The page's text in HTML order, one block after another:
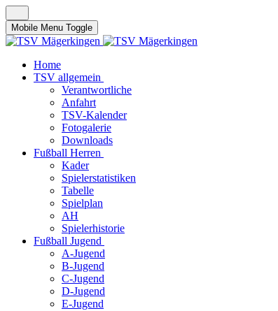
Mobile Menu Toggle
Home
TSV allgemein
Verantwortliche
Anfahrt
TSV-Kalender
Fotogalerie
Downloads
Fußball Herren
Kader
Spielerstatistiken
Tabelle
Spielplan
AH
Spielerhistorie
Fußball Jugend
A-Jugend
B-Jugend
C-Jugend
D-Jugend
E-Jugend